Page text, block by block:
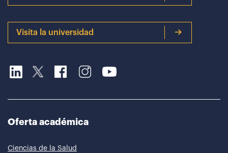
Visita la universidad
Oferta académica
Ciencias de la Salud